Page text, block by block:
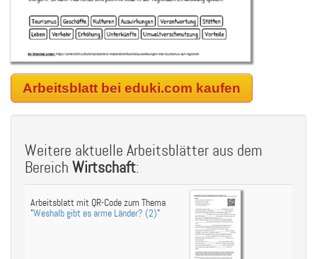
Arbeitsblatt bei eduki.com kaufen
Weitere aktuelle Arbeitsblätter aus dem
Bereich Wirtschaft:
Arbeitsblatt mit QR-Code zum Thema
"Weshalb gibt es arme Länder? (2)"